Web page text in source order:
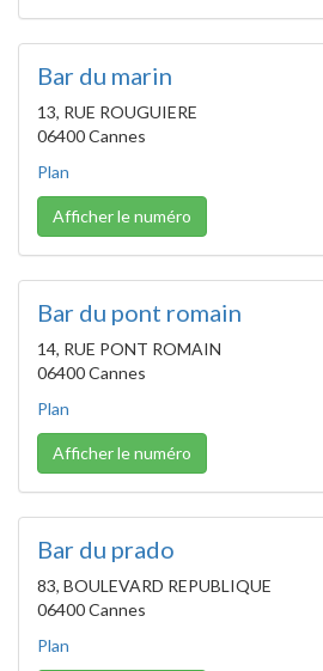
Bar du marin
13, RUE ROUGUIERE
06400 Cannes
Plan
Afficher le numéro
Bar du pont romain
14, RUE PONT ROMAIN
06400 Cannes
Plan
Afficher le numéro
Bar du prado
83, BOULEVARD REPUBLIQUE
06400 Cannes
Plan